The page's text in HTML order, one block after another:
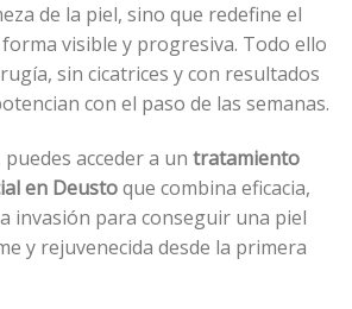
de la piel, sino que redefine el
visible y progresiva. Todo ello
sin cicatrices y con resultados
con el paso de las semanas.
acceder a un tratamiento
en Deustoque combina eficacia,
invasión para conseguir una piel
y rejuvenecida desde la primera